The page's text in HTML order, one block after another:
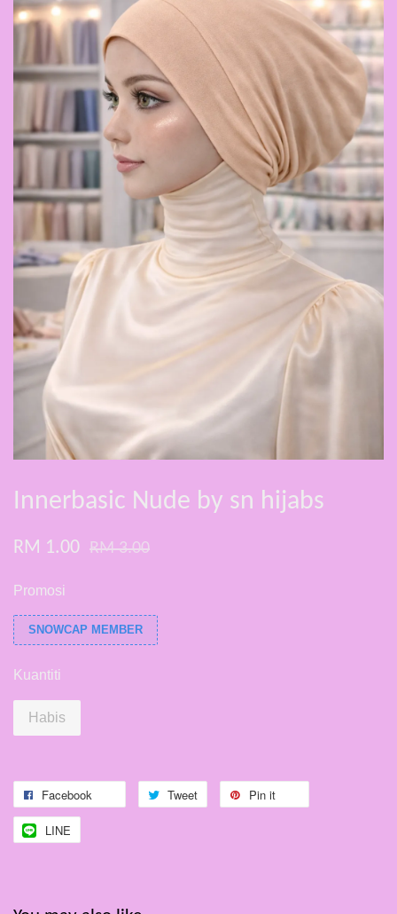
Innerbasic Nude by sn hijabs
RM 1.00 RM 3.00
Promosi
SNOWCAP MEMBER
Kuantiti
Habis
Facebook Tweet Pin it
LINE